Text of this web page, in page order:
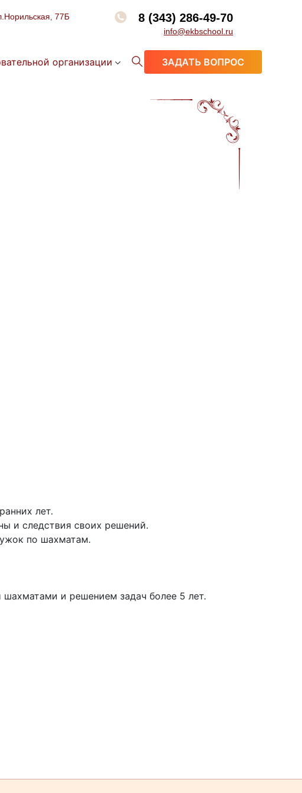
77Б 8 (343) 286-49-70
info@ekbschool.ru
организации ЗАДАТЬ ВОПРОС
лет.
и следствия своих решений.
по шахматам.
шахматами и решением задач более 5 лет.